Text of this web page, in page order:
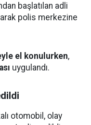
başlatılan adli
polis merkezine
el konulurken,
uygulandı.
otomobil, olay